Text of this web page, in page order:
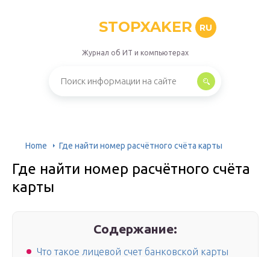
STOPXAKER RU
Журнал об ИТ и компьютерах
Home Где найти номер расчётного счёта карты
Где найти номер расчётного счёта
карты
Содержание:
Что такое лицевой счет банковской карты